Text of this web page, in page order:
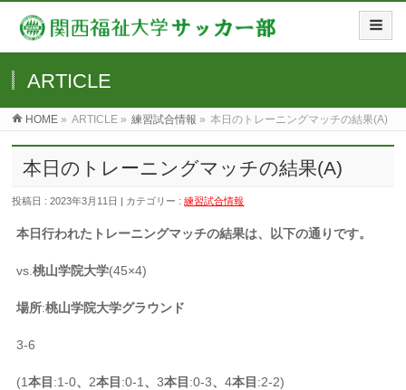
ARTICLE
HOME » ARTICLE » 練習試合情報 » 本日のトレーニングマッチの結果(A)
本日のトレーニングマッチの結果(A)
投稿日 : 2023年3月11日 | カテゴリー :練習試合情報
本日行われたトレーニングマッチの結果は、以下の通りです。
vs.桃山学院大学(45×4)
場所:桃山学院大学グラウンド
3-6
(1本目 :1-0、 2本目 :0-1 、3本目 :0-3、4本目 :2-2)